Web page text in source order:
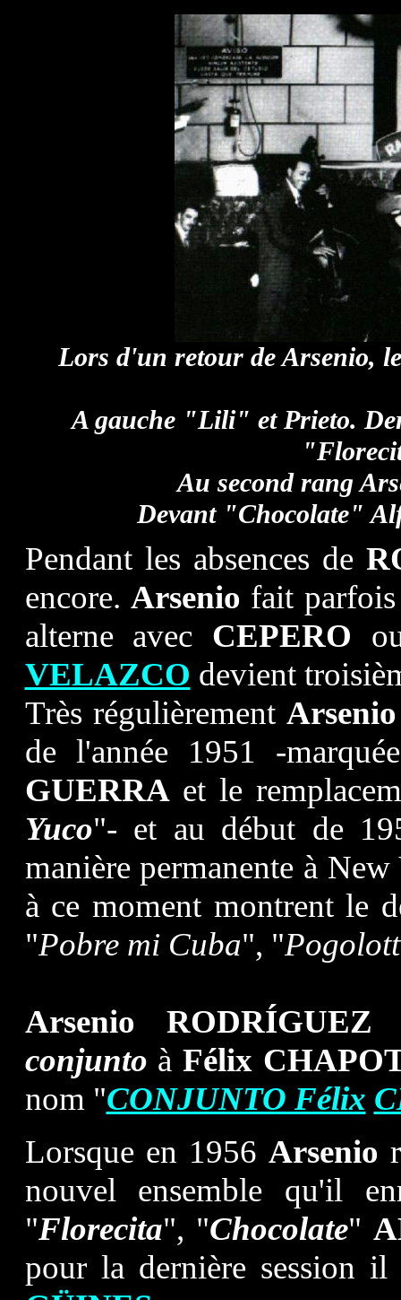
Lors d'un retour de Arsenio,
A gauche "Lili" et Prieto.
Au second rang
Devant "Chocolate"
Pendant les absences de
encore. Arsenio fait parfois
alterne avec CEPERO
VELAZCO devient
Très régulièrement Arsenio
de l'année 1951 -
GUERRAet le
Yuco"- et au début de
manière permanente à
à ce moment montrent le
"Pobre mi Cuba", "
Arsenio RODRÍGUEZ
conjunto àFélix
nom "CONJUNTO Félix
Lorsque en 1956 Arsenio
nouvel ensemble qu'il
"Florecita", "Chocolate"
pour la dernière session